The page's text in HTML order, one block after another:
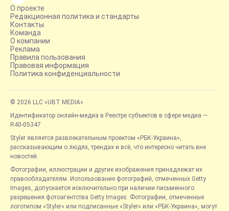
О проекте
Редакционная политика и стандарты
Контакты
Команда
О компании
Реклама
Правила пользования
Правовая информация
Политика конфиденциальности
© 2026 LLC «UBT MEDIA»
Идентификатор онлайн-медиа в Реестре субъектов в сфере медиа —
R40-05347
Styler является развлекательным проектом «РБК-Украина»,
рассказывающим о людях, трендах и всё, что интересно читать вне
новостей.
Фотографии, иллюстрации и другие изображения принадлежат их
правообладателям. Использование фотографий, отмеченных Getty
Images, допускается исключительно при наличии письменного
разрешения фотоагентства Getty Images. Фотографии, отмеченные
логотипом «Styler» или подписанные «Styler» или «РБК-Украина», могут